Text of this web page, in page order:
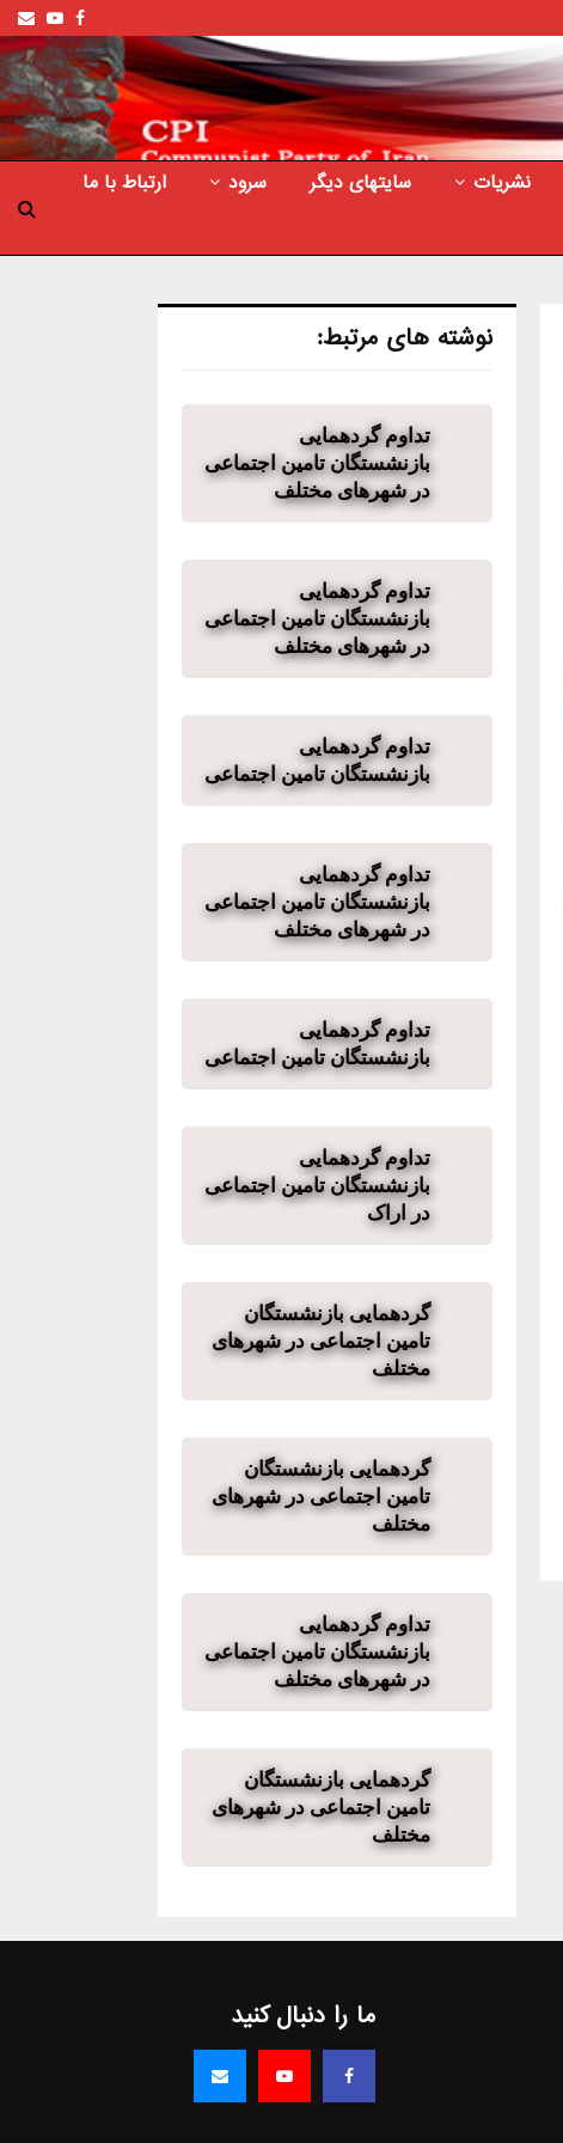
Facebook
نشریات سایتهای دیگر سرود
ارتباط با ما
نوشته های مرتبط:
تداوم گردهمایی
بازنشستگان تامین اجتماعی
در شهرهای مختلف
تداوم گردهمایی
بازنشستگان تامین اجتماعی
در شهرهای مختلف
تداوم گردهمایی
بازنشستگان تامین اجتماعی
تداوم گردهمایی
بازنشستگان تامین اجتماعی
در شهرهای مختلف
تداوم گردهمایی
بازنشستگان تامین اجتماعی
تداوم گردهمایی
بازنشستگان تامین اجتماعی
در اراک
گردهمایی بازنشستگان
تامین اجتماعی در شهرهای
مختلف
گردهمایی بازنشستگان
تامین اجتماعی در شهرهای
مختلف
تداوم گردهمایی
بازنشستگان تامین اجتماعی
در شهرهای مختلف
گردهمایی بازنشستگان
تامین اجتماعی در شهرهای
مختلف
ما را دنبال کنید